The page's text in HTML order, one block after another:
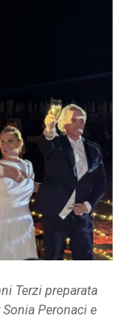
Terzi preparata
Peronaci e